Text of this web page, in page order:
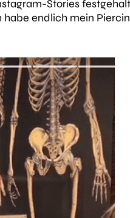
Stories
habe endlich mein